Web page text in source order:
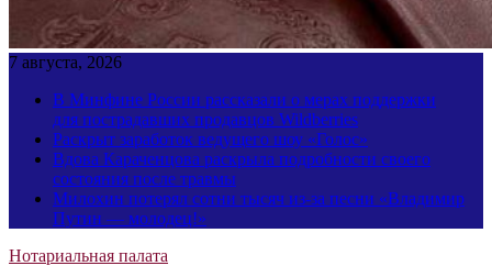
7 августа, 2026
В Минфине России рассказали о мерах поддержки
для пострадавших продавцов Wildberries
Раскрыт заработок ведущего шоу «Голос»
Вдова Караченцова раскрыла подробности своего
состояния после травмы
Милохин потерял сотни тысяч из-за песни «Владимир
Путин — молодец!»
Нотариальная палата